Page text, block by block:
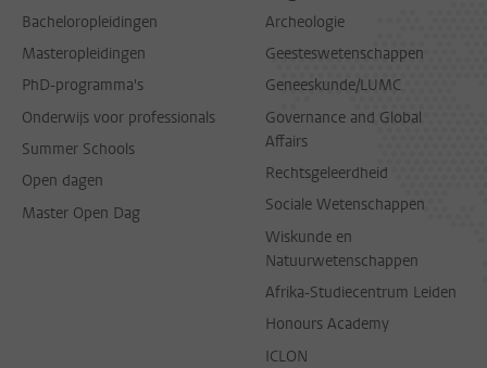
Bacheloropleidingen
Masteropleidingen
PhD-programma's
Onderwijs voor professionals
Summer Schools
Open dagen
Master Open Dag
Archeologie
Geesteswetenschappen
Geneeskunde/LUMC
Governance and Global
Affairs
Rechtsgeleerdheid
Sociale Wetenschappen
Wiskunde en
Natuurwetenschappen
Afrika-Studiecentrum Leiden
Honours Academy
ICLON